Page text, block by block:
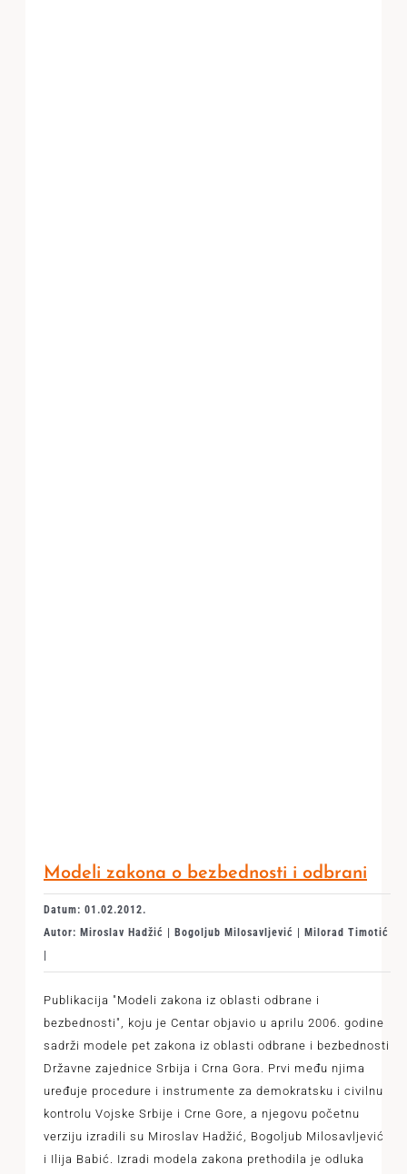
Modeli zakona o bezbednosti i odbrani
Datum: 01.02.2012.
Autor: Miroslav Hadžić | Bogoljub Milosavljević | Milorad Timotić
Publikacija "Modeli zakona iz oblasti odbrane i
bezbednosti", koju je Centar objavio u aprilu 2006. godine
sadrži modele pet zakona iz oblasti odbrane i bezbednosti
Državne zajednice Srbija i Crna Gora. Prvi među njima
uređuje procedure i instrumente za demokratsku i civilnu
kontrolu Vojske Srbije i Crne Gore, a njegovu početnu
verziju izradili su Miroslav Hadžić, Bogoljub Milosavljević
i Ilija Babić. Izradi modela zakona prethodila je odluka